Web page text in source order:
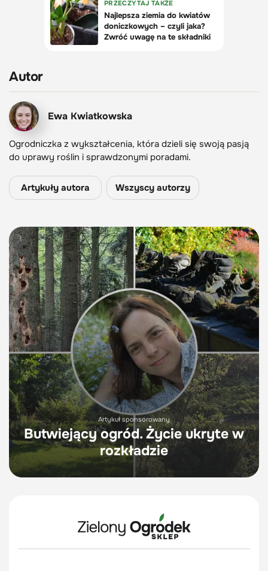
Autor
Ewa Kwiatkowska
Ogrodniczka z wykształcenia, która dzieli się swoją pasją
do uprawy roślin i sprawdzonymi poradami.
Artykuły autora Wszyscy autorzy
Artykuł sponsorowany
Butwiejący ogród. Życie ukryte w
rozkładzie